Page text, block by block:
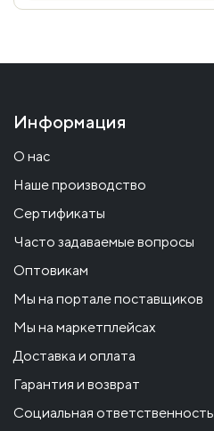
Информация
О нас
Наше производство
Сертификаты
Часто задаваемые вопросы
Оптовикам
Мы на портале поставщиков
Мы на маркетплейсах
Доставка и оплата
Гарантия и возврат
Социальная ответственность